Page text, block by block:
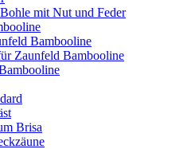
mit Nut und Feder
Bambooline
Zaunfeld Bambooline
Brisa